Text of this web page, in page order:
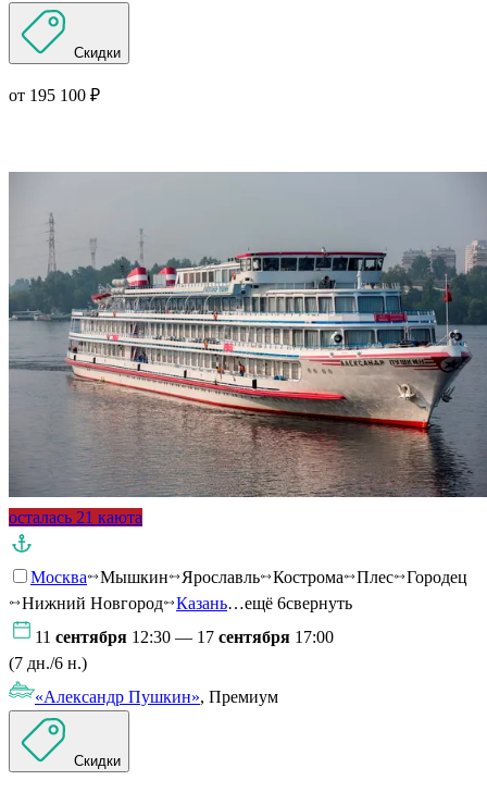
Скидки
от 195 100 ₽
осталась 21 каюта
Москва Мышкин Ярославль Кострома Плес
Городец
Нижний Новгород
Казань…ещё 6свернуть
11 сентября 12:30 — 17 сентября 17:00
(7 дн./6 н.)
«Александр Пушкин», Премиум
Скидки